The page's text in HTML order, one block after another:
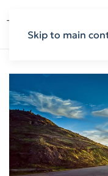
Skip to main